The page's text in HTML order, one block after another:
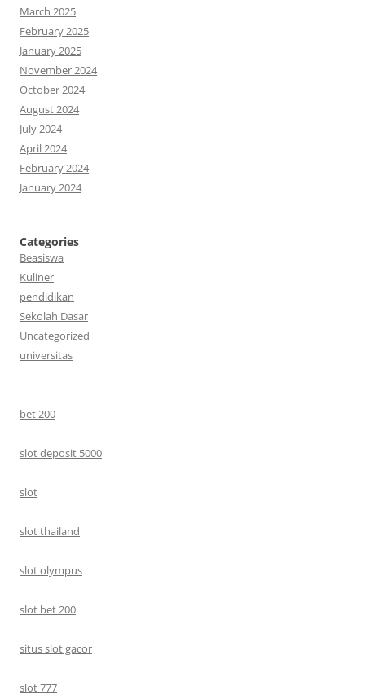
March 2025
February 2025
January 2025
November 2024
October 2024
August 2024
July 2024
April 2024
February 2024
January 2024
Categories
Beasiswa
Kuliner
pendidikan
Sekolah Dasar
Uncategorized
universitas
bet 200
slot deposit 5000
slot
slot thailand
slot olympus
slot bet 200
situs slot gacor
slot 777